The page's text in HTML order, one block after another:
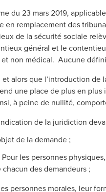
du 23 mars 2019,
en remplacement des
de la sécurité sociale
général et le
non médical. Aucune
et alors que l’introduction
une place de plus en plus
à peine de nullité,
de la juridiction
de la demande ;
Pour les personnes
chacun des demandeurs ;
personnes morales, leur